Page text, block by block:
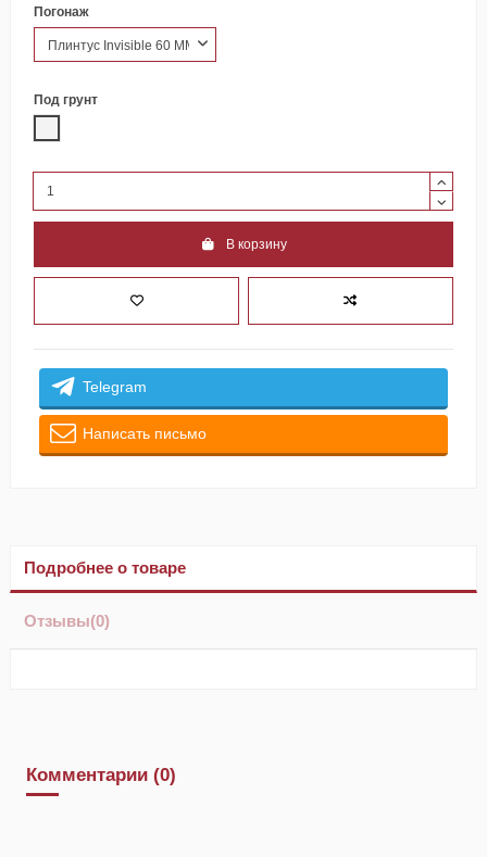
Погонаж
Под грунт
В корзину
Telegram
Написать письмо
Подробнее о товаре
Отзывы(0)
Комментарии (0)